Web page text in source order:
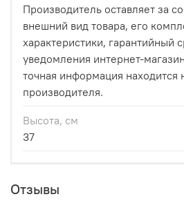
Производитель оставляет за
внешний вид товара, его
характеристики, гарантийный
уведомления интернет-
точная информация находится
производителя.
Высота, см
37
Отзывы